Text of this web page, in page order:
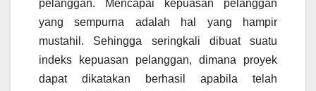
pelanggan. Mencapai kepuasan pelanggan
yang sempurna adalah hal yang hampir
mustahil. Sehingga seringkali dibuat suatu
indeks kepuasan pelanggan, dimana proyek
dapat dikatakan berhasil apabila telah